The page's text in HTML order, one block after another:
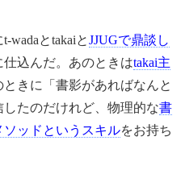
wadaとtakaiとJJUGで鼎談し
込んだ。あのときはtakai主
きに「書影があればなんと
たのだけれど、物理的な書
ッドというスキルをお持ち